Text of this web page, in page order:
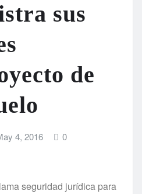
sus
de
4, 2016 0
seguridad jurídica para